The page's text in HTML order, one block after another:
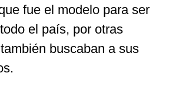
fue el modelo para ser
el país, por otras
buscaban a sus